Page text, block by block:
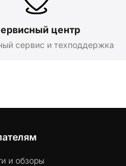
центр
сервис и техподдержка
и обзоры